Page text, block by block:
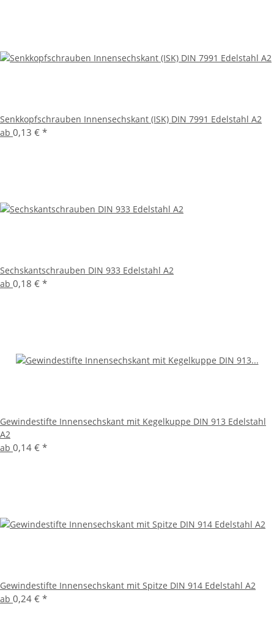
Senkkopfschrauben Innensechskant (ISK) DIN 7991 Edelstahl A2
ab 0,13 € *
Sechskantschrauben DIN 933 Edelstahl A2
ab 0,18 € *
Gewindestifte Innensechskant mit Kegelkuppe DIN 913 Edelstahl
A2
ab 0,14 € *
Gewindestifte Innensechskant mit Spitze DIN 914 Edelstahl A2
ab 0,24 € *